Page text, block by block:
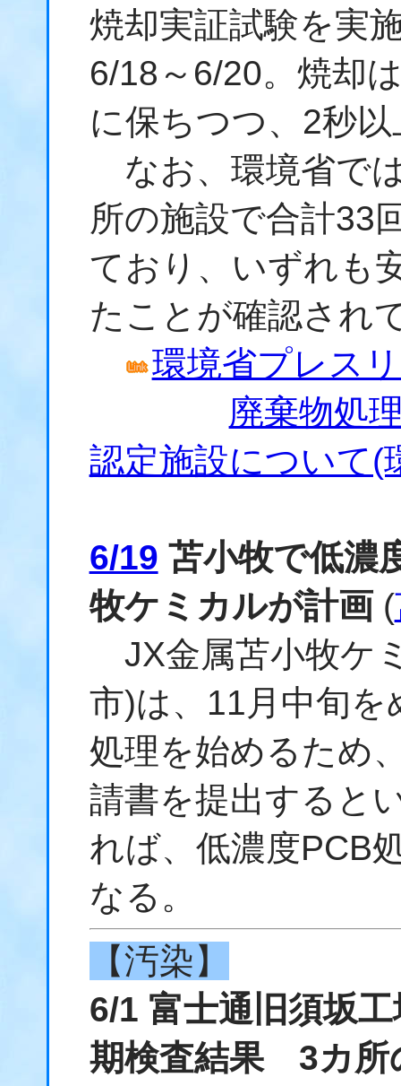
焼却実証試験を実
6/18～6/20。焼却
に保ちつつ、2秒
なお、環境省で
所の施設で合計33
ており、いずれも
たことが確認され
環境省プレス
廃棄物処
認定施設について(
6/19 苫小牧で低濃
牧ケミカルが計画(
JX金属苫小牧ケ
市)は、11月中旬を
処理を始めるため
請書を提出すると
れば、低濃度PCB
なる。
【汚染】
6/1 富士通旧須坂
期検査結果 3カ所